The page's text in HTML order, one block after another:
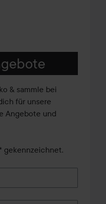
& sammle bei
für unsere
Angebote und
gekennzeichnet.